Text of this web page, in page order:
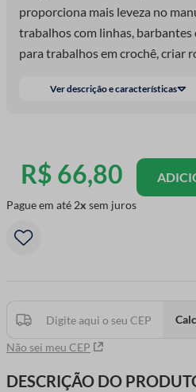
proporciona mais leveza no
trabalhos com linhas, barbantes
para trabalhos em crochê, criar
Ver descrição e características
R$ 66,80
Pague em até2 sem juros
Não sei meu CEP
DESCRIÇÃO DO